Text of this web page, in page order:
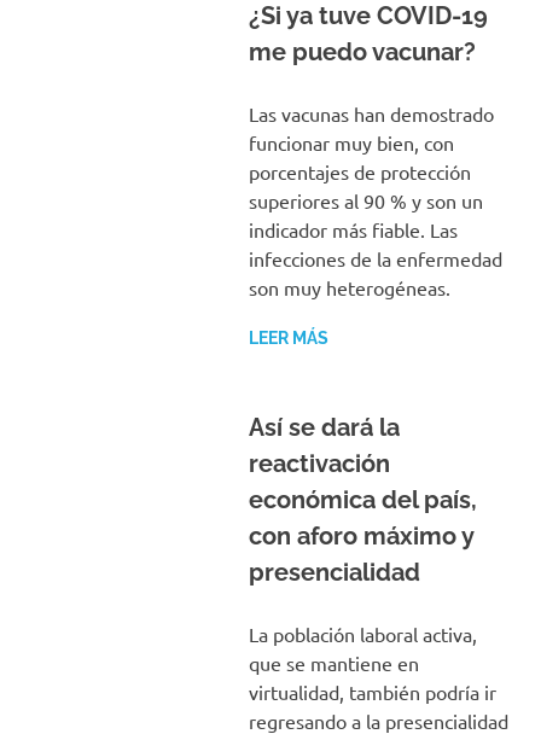
¿Si ya tuve COVID-19
me puedo vacunar?
Las vacunas han demostrado
funcionar muy bien, con
porcentajes de protección
superiores al 90 % y son un
indicador más fiable. Las
infecciones de la enfermedad
son muy heterogéneas.
LEER MÁS
Así se dará la
reactivación
económica del país,
con aforo máximo y
presencialidad
La población laboral activa,
que se mantiene en
virtualidad, también podría ir
regresando a la presencialidad